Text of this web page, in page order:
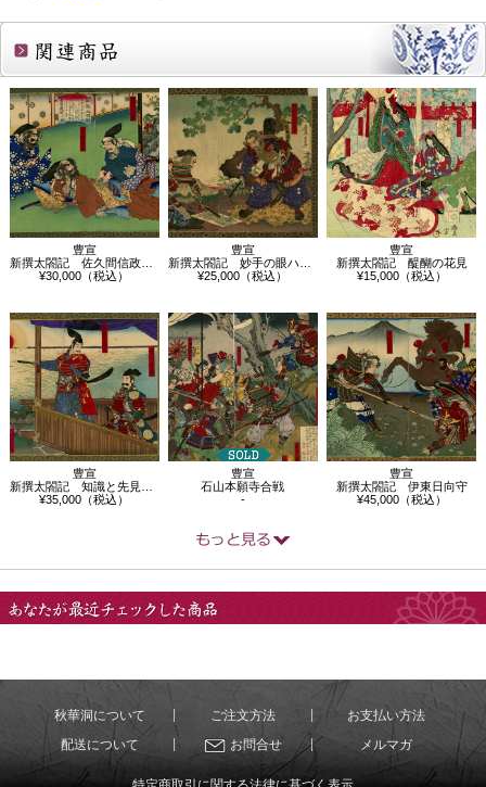
関連商品
豊宣
新撰太閤記 佐久間信政 柴田勝家
¥30,000（税込）
豊宣
新撰太閤記 妙手の眼ハ盤中に普し
¥25,000（税込）
豊宣
新撰太閤記 醍醐の花見
¥15,000（税込）
豊宣
新撰太閤記 知識と先見は実に普く
¥35,000（税込）
豊宣
石山本願寺合戦
-
豊宣
新撰太閤記 伊東日向守
¥45,000（税込）
秋華洞について ご注文方法
お支払い方法
配送について
お問合せ メルマガ